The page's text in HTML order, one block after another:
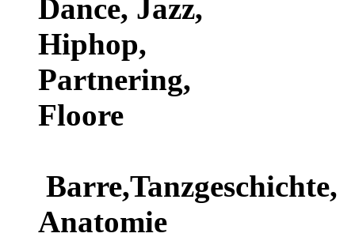
Dance, Jazz,
Hiphop,
Partnering,
Floore
Barre,Tanzgeschichte,
Anatomie